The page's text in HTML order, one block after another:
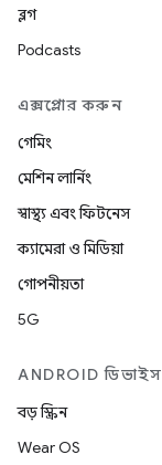
ব্লগ
Podcasts
এক্সপ্লোর করুন
গেমিং
মেশিন লার্নিং
স্বাস্থ্য এবং ফিটনেস
ক্যামেরা ও মিডিয়া
গোপনীয়তা
5G
ANDROID ডিভাইস
বড় স্ক্রিন
Wear OS